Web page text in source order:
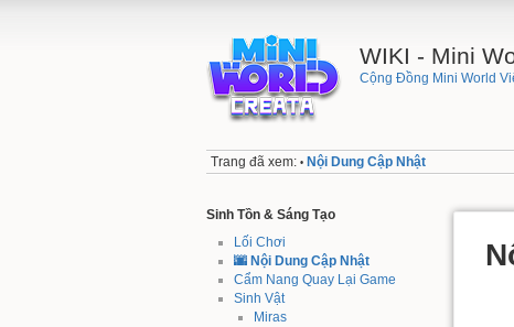
WIKI - Mini
Cộng Đồng Mini World
Trang đã xem: • Nội Dung Cập Nhật
Sinh Tồn & Sáng Tạo
Lối Chơi
🌆 Nội Dung Cập Nhật
Cẩm Nang Quay Lại Game
Sinh Vật
Miras